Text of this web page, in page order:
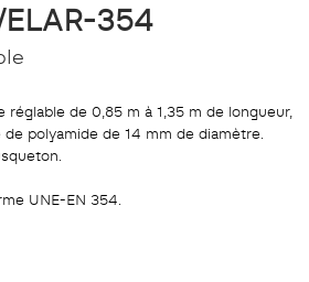
354
réglable de 0,85 m à 1,35 m de longueur,
polyamide de 14 mm de diamètre.
UNE-EN 354.